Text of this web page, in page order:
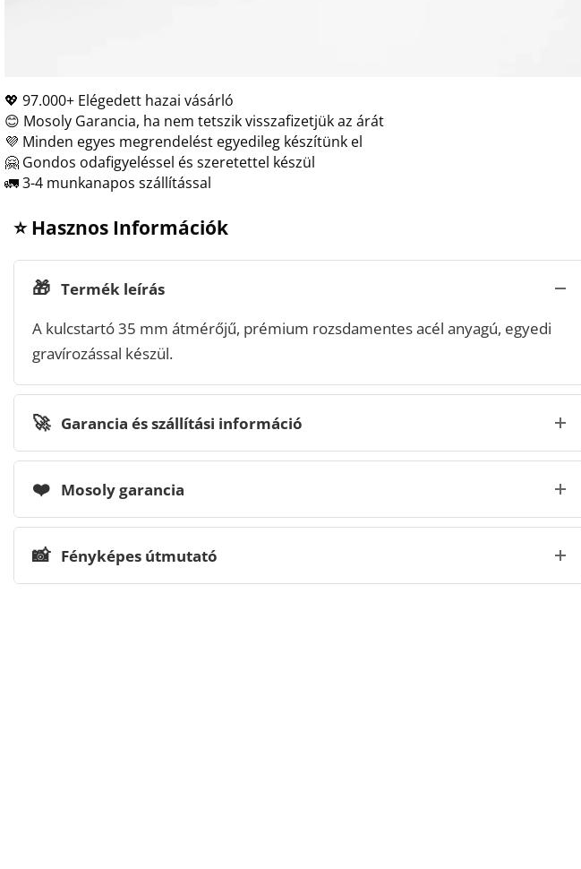
💖 97.000+ Elégedett hazai vásárló
😊 Mosoly Garancia, ha nem tetszik visszafizetjük az árát
💜 Minden egyes megrendelést egyedileg készítünk el
🤗 Gondos odafigyeléssel és szeretettel készül
🚛 3-4 munkanapos szállítással
⭐ Hasznos Információk
🎁 Termék leírás
A kulcstartó 35 mm átmérőjű, prémium rozsdamentes acél anyagú, egyedi
gravírozással készül.
🚀 Garancia és szállítási információ
❤️ Mosoly garancia
📸 Fényképes útmutató